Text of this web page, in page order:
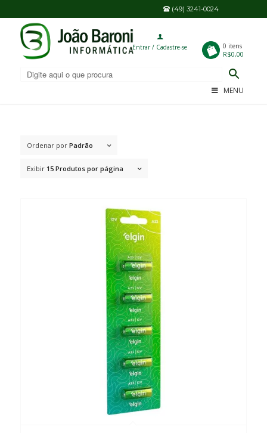
(49) 3241-0024
Entrar / Cadastre-se
0 itens
R$0,00
MENU
Ordenar por Padrão
Exibir 15 Produtos por página